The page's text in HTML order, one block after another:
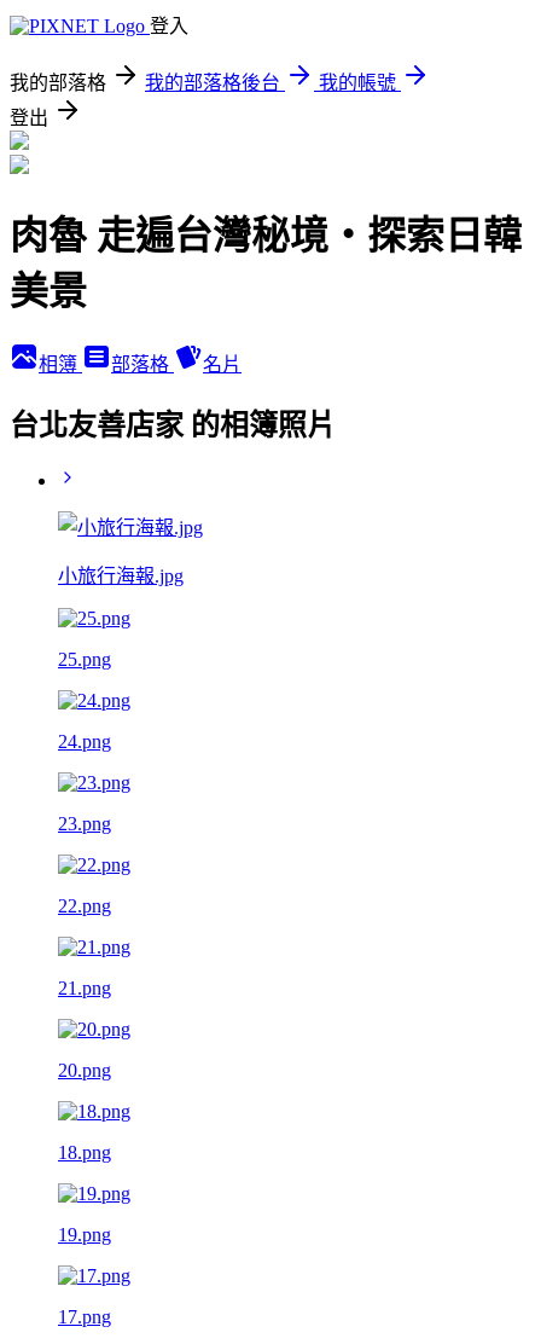
登入
我的部落格 我的部落格後台
我的帳號
登出
肉魯 走遍台灣秘境・探索日韓
美景
相簿 部落格 名片
台北友善店家 的相簿照片
小旅行海報.jpg
25.png
24.png
23.png
22.png
21.png
20.png
18.png
19.png
17.png